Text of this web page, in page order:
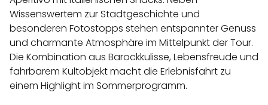
Wissenswertem zur Stadtgeschichte und
besonderen Fotostopps stehen entspannter Genuss
und charmante Atmosphäre im Mittelpunkt der Tour.
Die Kombination aus Barockkulisse, Lebensfreude und
fahrbarem Kultobjekt macht die Erlebnisfahrt zu
einem Highlight im Sommerprogramm.